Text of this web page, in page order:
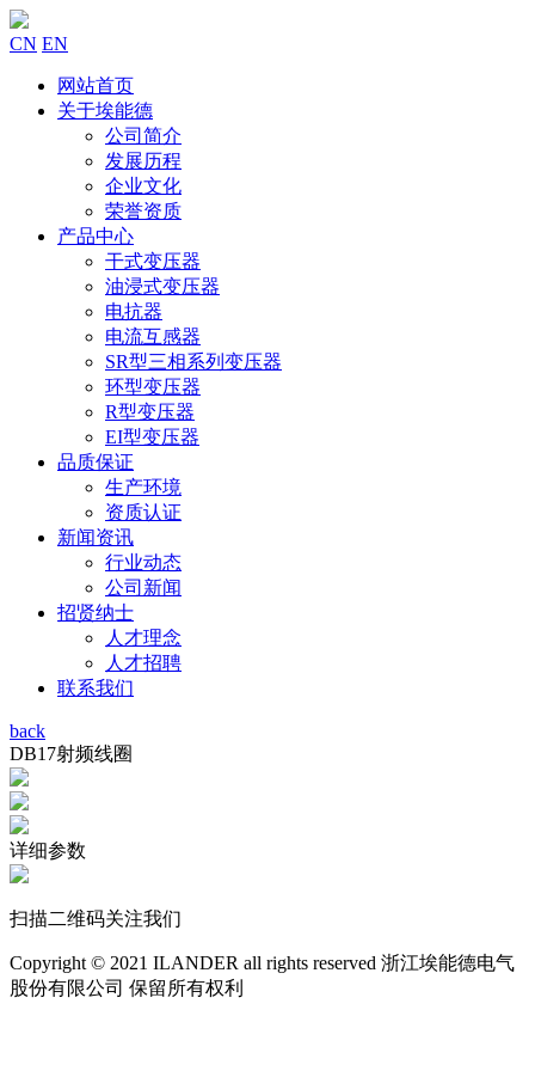
CN EN
网站首页
关于埃能德
公司简介
发展历程
企业文化
荣誉资质
产品中心
干式变压器
油浸式变压器
电抗器
电流互感器
SR型三相系列变压器
环型变压器
R型变压器
EI型变压器
品质保证
生产环境
资质认证
新闻资讯
行业动态
公司新闻
招贤纳士
人才理念
人才招聘
联系我们
back
DB17射频线圈
详细参数
扫描二维码关注我们
Copyright © 2021 ILANDER all rights reserved 浙江埃能德电气
股份有限公司 保留所有权利